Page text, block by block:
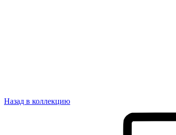
Назад в коллекцию